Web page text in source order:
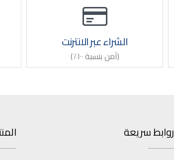
الشراء عبر الانترنت
(آمن بنسبة ١٠٠٪)
روابط سريعة